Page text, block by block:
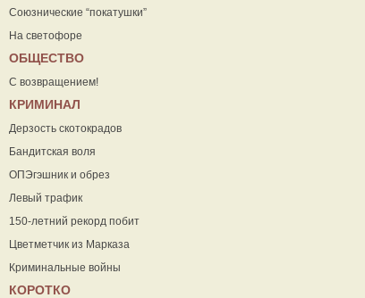
Союзнические “покатушки”
На светофоре
ОБЩЕСТВО
С возвращением!
КРИМИНАЛ
Дерзость скотокрадов
Бандитская воля
ОПЭгэшник и обрез
Левый трафик
150-летний рекорд побит
Цветметчик из Марказа
Криминальные войны
КОРОТКО